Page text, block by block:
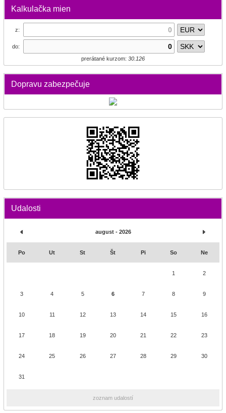
Kalkulačka mien
z:
do:
prerátané kurzom: 30.126
Dopravu zabezpečuje
Udalosti
august - 2026
Po Ut St Št Pi So Ne
1 2
3 4 5 6 7 8 9
10 11 12 13 14 15 16
17 18 19 20 21 22 23
24 25 26 27 28 29 30
31
zoznam udalostí